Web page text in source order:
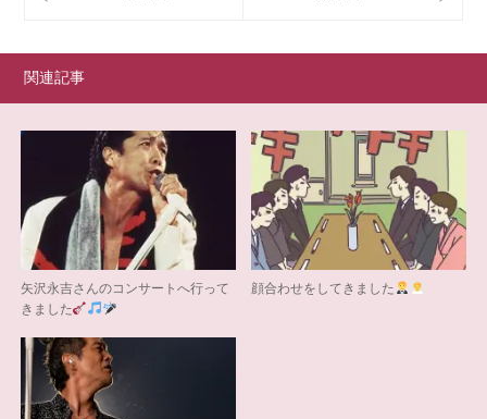
関連記事
矢沢永吉さんのコンサートへ行って
きました
顔合わせをしてきました